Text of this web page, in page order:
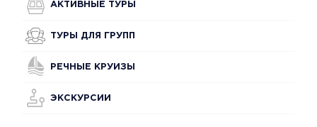
АКТИВНЫЕ ТУРЫ
ТУРЫ ДЛЯ ГРУПП
РЕЧНЫЕ КРУИЗЫ
ЭКСКУРСИИ